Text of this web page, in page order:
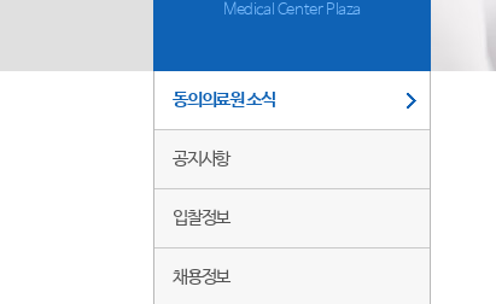
Medical Center Plaza
동의의료원 소식
공지사항
입찰정보
채용정보